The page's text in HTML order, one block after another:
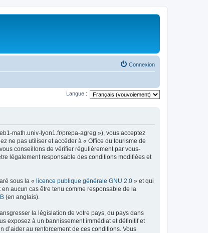
Connexion
Langue :
math.univ-lyon1.fr/prepa-agreg »), vous acceptez
ne pas utiliser et accéder à « Office du tourisme de
conseillons de vérifier régulièrement par vous-
légalement responsable des conditions modifiées et
sous la « licence publique générale GNU 2.0 » et qui
aucun cas être tenu comme responsable de la
(en anglais).
la législation de votre pays, du pays dans
exposez à un bannissement immédiat et définitif et
d’aider au renforcement de ces conditions. Vous